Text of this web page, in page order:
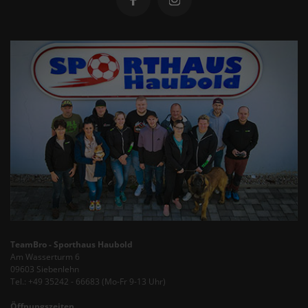
TeamBro - Sporthaus Haubold
Am Wasserturm 6
09603 Siebenlehn
Tel.: +49 35242 - 66683 (Mo-Fr 9-13 Uhr)